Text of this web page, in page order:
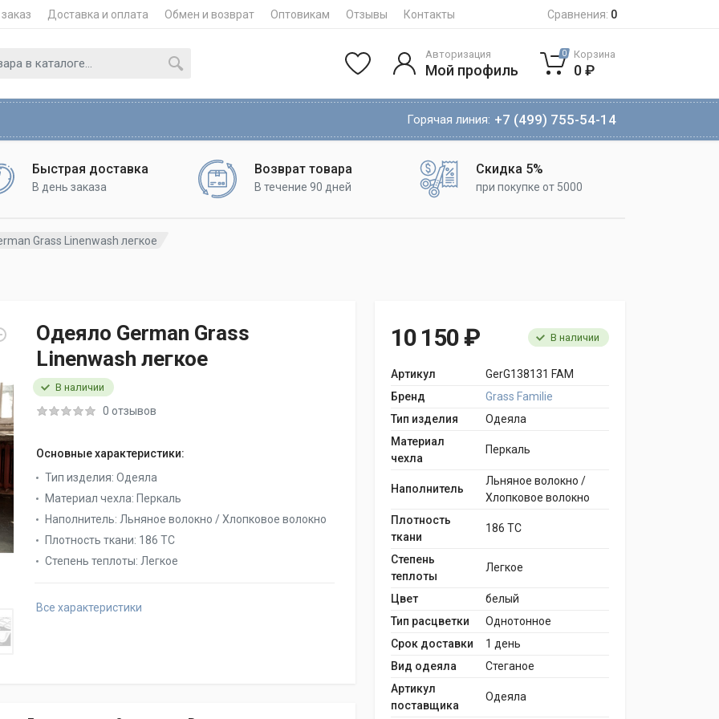
Доставка и оплата Обмен и возврат Оптовикам Отзывы Контакты Сравнения: 0
Горячая линия: +7 (499) 755-54-14
Авторизация
Мой профиль
0 Корзина
0 ₽
Быстрая доставка
В день заказа
Возврат товара
В течение 90 дней
Скидка 5%
при покупке от 5000
Grass Linenwash легкое
Одеяло German Grass
Linenwash легкое
0 отзывов
В наличии
Основные характеристики:
Тип изделия: Одеяла
Материал чехла: Перкаль
Наполнитель: Льняное волокно / Хлопковое волокно
Плотность ткани: 186 TC
Степень теплоты: Легкое
Все характеристики
10 150 ₽ В наличии
Артикул
GerG138131 FAM
Бренд
Grass Familie
Тип изделия
Одеяла
Материал
чехла
Перкаль
Наполнитель
Льняное волокно /
Хлопковое волокно
Плотность
ткани
186 TC
Степень
теплоты
Легкое
Цвет
белый
Тип расцветки
Однотонное
Срок доставки
1 день
Вид одеяла
Стеганое
Артикул
поставщика
Одеяла